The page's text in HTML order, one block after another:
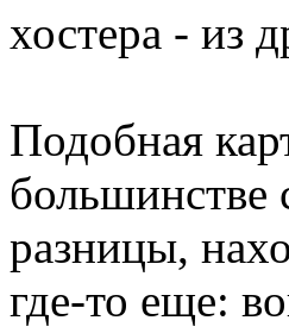
хостера - из
Подобная
большинстве
разницы,
где-то еще: